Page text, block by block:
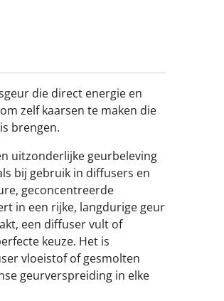
die direct energie en
zelf kaarsen te maken die
brengen.
uitzonderlijke geurbeleving
bij gebruik in diffusers en
geconcentreerde
in een rijke, langdurige geur
een diffuser vult of
keuze. Het is
vloeistof of gesmolten
geurverspreiding in elke